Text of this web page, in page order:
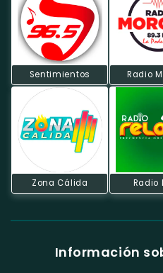
Sentimientos Radio
Zona Cálida Radio
Información